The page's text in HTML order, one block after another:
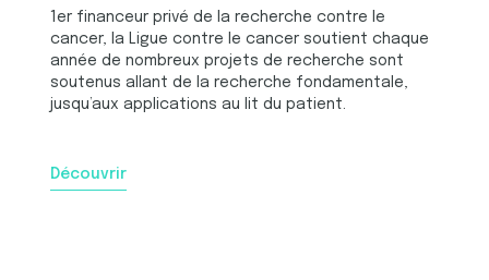
1er financeur privé de la recherche contre le
cancer, la Ligue contre le cancer soutient chaque
année de nombreux projets de recherche sont
soutenus allant de la recherche fondamentale,
jusqu’aux applications au lit du patient.
Découvrir